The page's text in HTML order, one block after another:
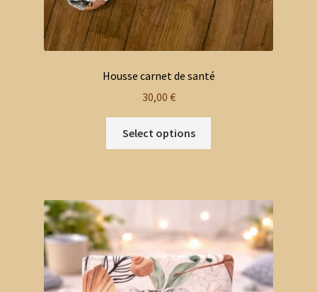
Housse carnet de santé
30,00 €
Select options